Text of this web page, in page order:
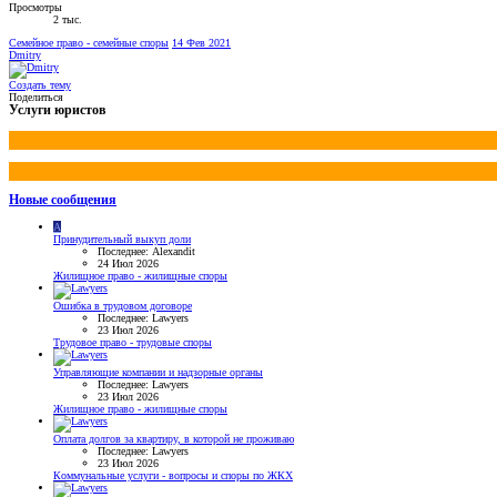
Просмотры
2 тыс.
Семейное право - семейные споры 14 Фев 2021
Dmitry
Создать тему
Поделиться
Услуги юристов
Новые сообщения
A
Принудительный выкуп доли
Последнее: Alexandit
24 Июл 2026
Жилищное право - жилищные споры
Ошибка в трудовом договоре
Последнее: Lawyers
23 Июл 2026
Трудовое право - трудовые споры
Управляющие компании и надзорные органы
Последнее: Lawyers
23 Июл 2026
Жилищное право - жилищные споры
Оплата долгов за квартиру, в которой не проживаю
Последнее: Lawyers
23 Июл 2026
Коммунальные услуги - вопросы и споры по ЖКХ